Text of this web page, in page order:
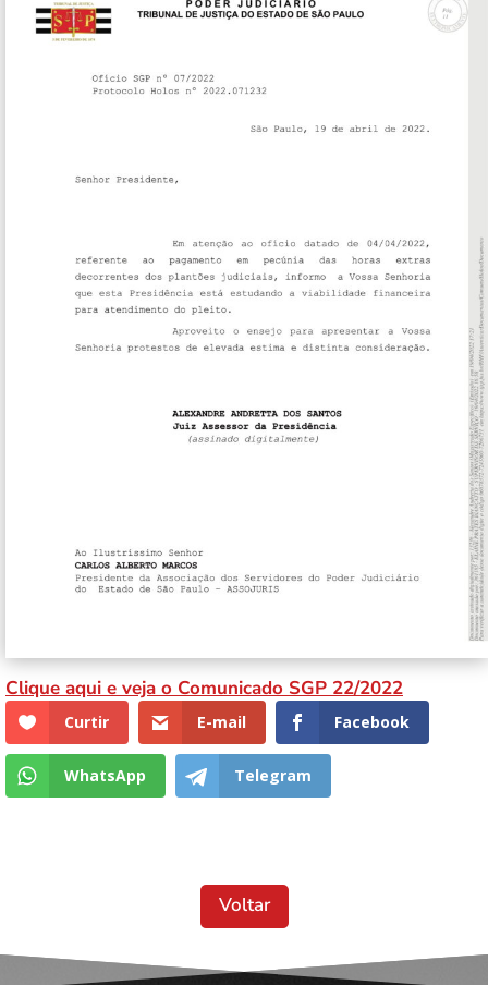
Clique aqui e veja o Comunicado SGP 22/2022
Curtir E-mail Facebook
WhatsApp Telegram
Voltar